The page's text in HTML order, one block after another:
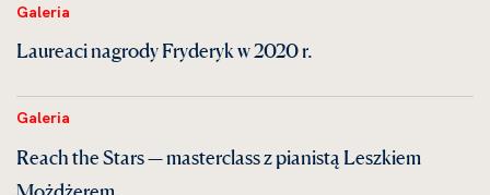
Galeria
Laureaci nagrody Fryderyk w 2020 r.
Galeria
Reach the Stars — masterclass z pianistą Leszkiem
Możdżerem